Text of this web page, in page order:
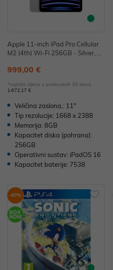
Apple 11-inch iPad Pro Cellular
M2 (4th) Wi-Fi 256GB - Silver, m
999,00 €
*najniža cijena u prethodnih 30 dana
1.672,17 €
Veličina zaslona,: 11"
Tip rezolucije: 1668 x 2388
Memorija: 8GB
Kapacitet diska (pohrana):
256GB
Operativni sustav: iPadOS 16
Kapacitet baterije: 7538
-40%